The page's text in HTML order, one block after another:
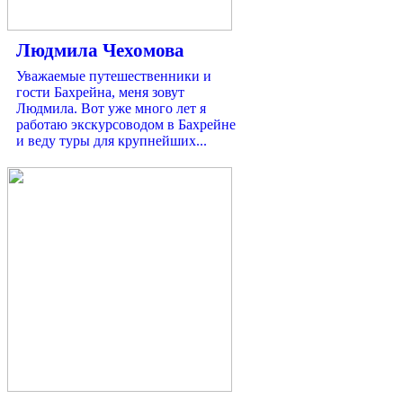
Людмила Чехомова
Уважаемые путешественники и
гости Бахрейна, меня зовут
Людмила. Вот уже много лет я
работаю экскурсоводом в Бахрейне
и веду туры для крупнейших...